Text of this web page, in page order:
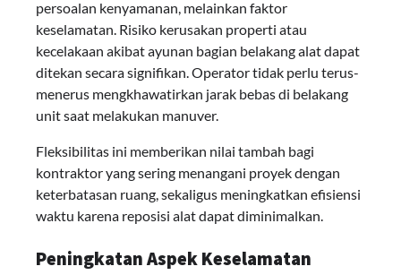
persoalan kenyamanan, melainkan faktor
keselamatan. Risiko kerusakan properti atau
kecelakaan akibat ayunan bagian belakang alat dapat
ditekan secara signifikan. Operator tidak perlu terus-
menerus mengkhawatirkan jarak bebas di belakang
unit saat melakukan manuver.
Fleksibilitas ini memberikan nilai tambah bagi
kontraktor yang sering menangani proyek dengan
keterbatasan ruang, sekaligus meningkatkan efisiensi
waktu karena reposisi alat dapat diminimalkan.
Peningkatan Aspek Keselamatan